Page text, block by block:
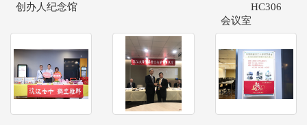
创办人纪念馆
HC306
会议室